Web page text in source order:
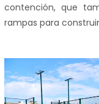
contención, que
rampas para